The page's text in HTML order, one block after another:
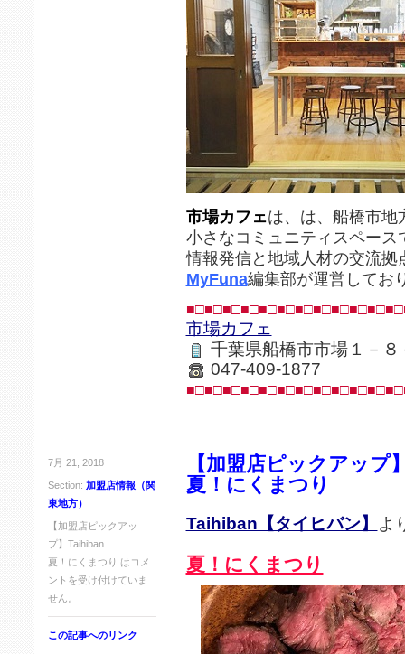
市場カフェは、は、船橋市地
小さなコミュニティスペース
情報発信と地域人材の交流拠
MyFuna編集部が運営してお
市場カフェ
千葉県船橋市市場１－８
047-409-1877
7月 21, 2018
Section: 加盟店情報（関
東地方）
【加盟店ピックアッ
プ】Taihiban
夏！にくまつり は コメ
ントを受け付けていま
せん。
この記事へのリンク
【加盟店ピックアップ
夏！にくまつり
Taihiban【タイヒバン】 よ
夏！にくまつり